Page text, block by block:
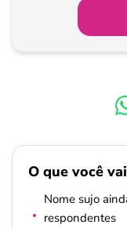
O que você
Nome sujo
respondentes